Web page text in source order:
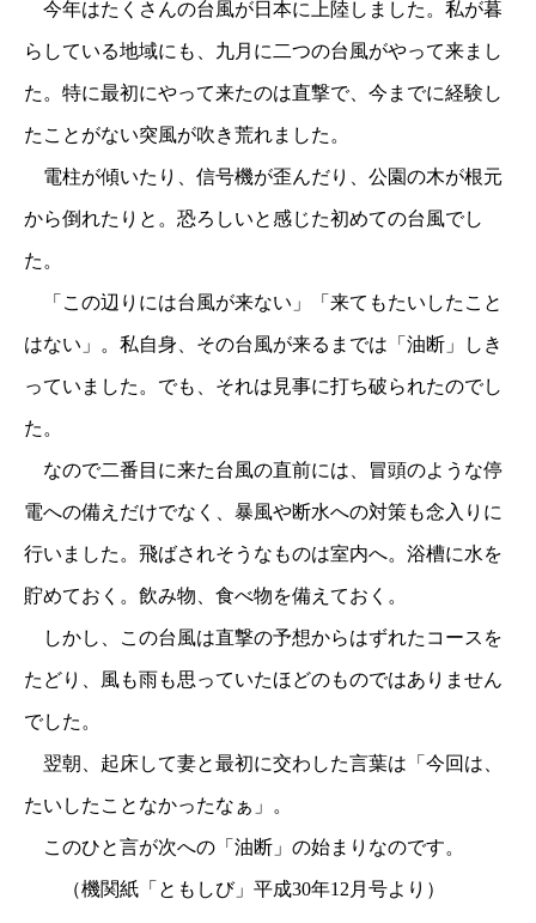
今年はたくさんの台風が日本に上陸しました。私が暮
らしている地域にも、九月に二つの台風がやって来まし
た。特に最初にやって来たのは直撃で、今までに経験し
たことがない突風が吹き荒れました。
電柱が傾いたり、信号機が歪んだり、公園の木が根元
から倒れたりと。恐ろしいと感じた初めての台風でし
た。
「この辺りには台風が来ない」「来てもたいしたこと
はない」。私自身、その台風が来るまでは「油断」しき
っていました。でも、それは見事に打ち破られたのでし
た。
なので二番目に来た台風の直前には、冒頭のような停
電への備えだけでなく、暴風や断水への対策も念入りに
行いました。飛ばされそうなものは室内へ。浴槽に水を
貯めておく。飲み物、食べ物を備えておく。
しかし、この台風は直撃の予想からはずれたコースを
たどり、風も雨も思っていたほどのものではありません
でした。
翌朝、起床して妻と最初に交わした言葉は「今回は、
たいしたことなかったなぁ」。
このひと言が次への「油断」の始まりなのです。
（機関紙「ともしび」平成30年12月号より）